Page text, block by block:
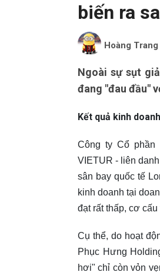
biến ra
Hoàng Trang
Ngoài sự sụt
đang "đau đầu"
Kết quả kinh
Công ty Cổ phần
VIETUR - liên
sân bay quốc tế
kinh doanh tại
đạt rất thấp, cơ
Cụ thể, do hoạt
Phục Hưng
hơi" chỉ còn vỏn